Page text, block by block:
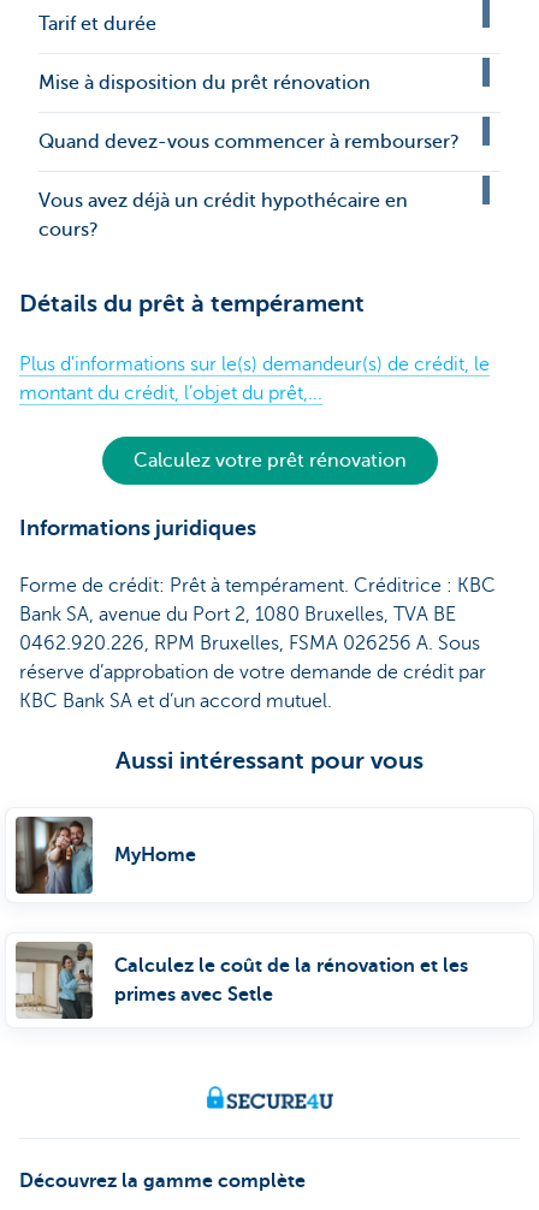
Tarif et durée
Mise à disposition du prêt rénovation
Quand devez-vous commencer à rembourser?
Vous avez déjà un crédit hypothécaire en
cours?
Détails du prêt à tempérament
Plus d'informations sur le(s) demandeur(s) de crédit, le
montant du crédit, l’objet du prêt,...
Calculez votre prêt rénovation
Informations juridiques
Forme de crédit: Prêt à tempérament. Créditrice : KBC
Bank SA, avenue du Port 2, 1080 Bruxelles, TVA BE
0462.920.226, RPM Bruxelles, FSMA 026256 A. Sous
réserve d’approbation de votre demande de crédit par
KBC Bank SA et d’un accord mutuel.
Aussi intéressant pour vous
MyHome
Calculez le coût de la rénovation et les
primes avec Setle
Découvrez la gamme complète